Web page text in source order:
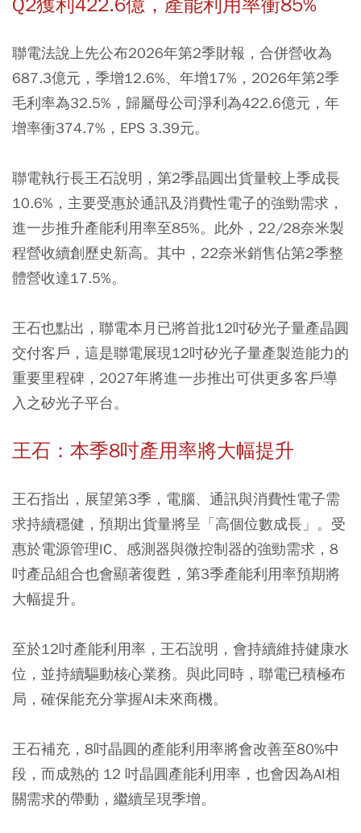
聯電法說上先公布2026年第2季財報，合併營收為
687.3億元，季增12.6%、年增17%，2026年第2季
毛利率為32.5%，歸屬母公司淨利為422.6億元，年
增率衝374.7%，EPS 3.39元。
聯電執行長王石說明，第2季晶圓出貨量較上季成長
10.6%，主要受惠於通訊及消費性電子的強勁需求，
進一步推升產能利用率至85%。此外，22/28奈米製
程營收續創歷史新高。其中，22奈米銷售佔第2季整
體營收達17.5%。
王石也點出，聯電本月已將首批12吋矽光子量產晶圓
交付客戶，這是聯電展現12吋矽光子量產製造能力的
重要里程碑，2027年將進一步推出可供更多客戶導
入之矽光子平台。
王石：本季8吋產用率將大幅提升
王石指出，展望第3季，電腦、通訊與消費性電子需
求持續穩健，預期出貨量將呈「高個位數成長」。受
惠於電源管理IC、感測器與微控制器的強勁需求，8
吋產品組合也會顯著復甦，第3季產能利用率預期將
大幅提升。
至於12吋產能利用率，王石說明，會持續維持健康水
位，並持續驅動核心業務。與此同時，聯電已積極布
局，確保能充分掌握AI未來商機。
王石補充，8吋晶圓的產能利用率將會改善至80%中
段，而成熟的 12 吋晶圓產能利用率，也會因為AI相
關需求的帶動，繼續呈現季增。